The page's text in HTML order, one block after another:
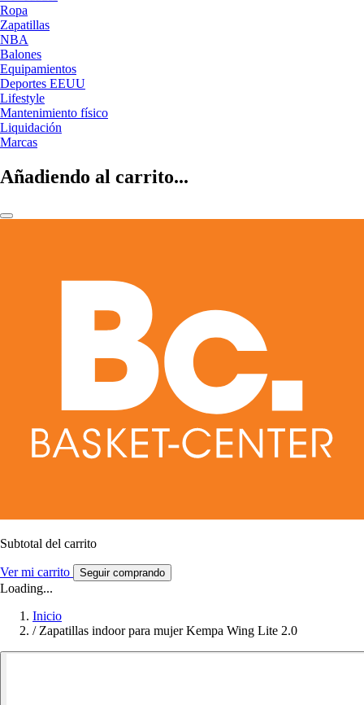
Ropa
Zapatillas
NBA
Balones
Equipamientos
Deportes EEUU
Lifestyle
Mantenimiento físico
Liquidación
Marcas
Añadiendo al carrito...
Subtotal del carrito
Ver mi carrito Seguir comprando
Loading...
Inicio
/ Zapatillas indoor para mujer Kempa Wing Lite 2.0